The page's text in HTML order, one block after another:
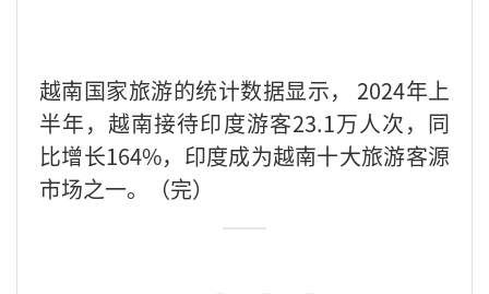
越南国家旅游的统计数据显示， 2024年上
半年，越南接待印度游客23.1万人次，同
比增长164%，印度成为越南十大旅游客源
市场之一。（完）